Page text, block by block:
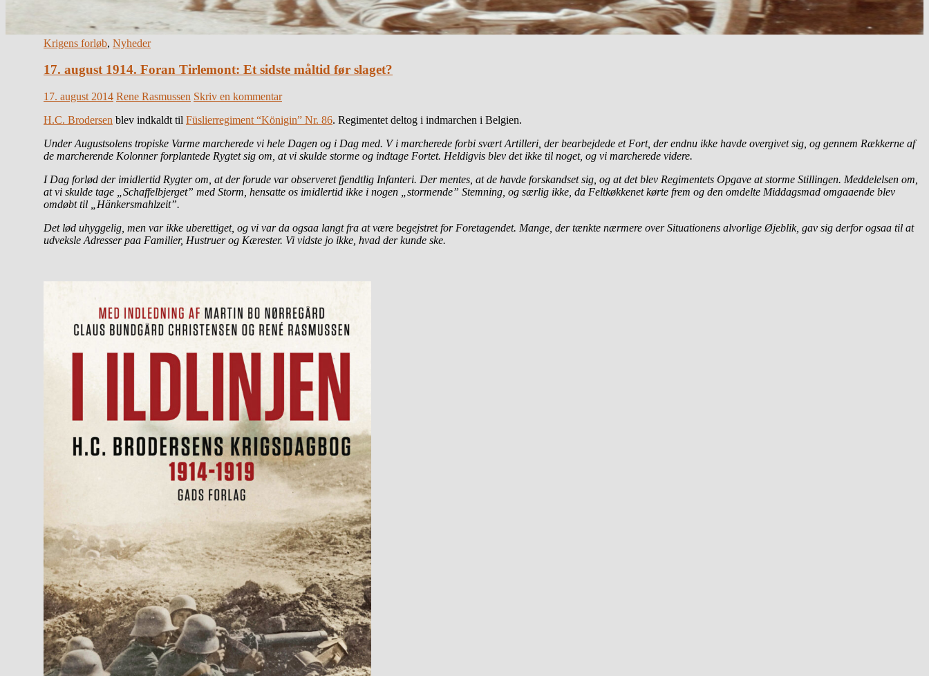
Krigens forløb, Nyheder
17. august 1914. Foran Tirlemont: Et sidste måltid før slaget?
17. august 2014 Rene Rasmussen Skriv en kommentar
H.C. Brodersen blev indkaldt til Füslierregiment “Königin” Nr. 86. Regimentet deltog i indmarchen i Belgien.
Under Augustsolens tropiske Varme marcherede vi hele Dagen og i Dag med. V i marcherede forbi svært Artilleri, der bearbejdede et Fort, der endnu ikke havde overgivet sig, og gennem Rækkerne af
de marcherende Kolonner forplantede Rygtet sig om, at vi skulde storme og indtage Fortet. Heldigvis blev det ikke til noget, og vi marcherede videre.
I Dag forlød der imidlertid Rygter om, at der forude var observeret fjendtlig Infanteri. Der mentes, at de havde forskandset sig, og at det blev Regimentets Opgave at storme Stillingen. Meddelelsen om,
at vi skulde tage „Schaffelbjerget” med Storm, hensatte os imidlertid ikke i nogen „stormende” Stemning, og særlig ikke, da Feltkøkkenet kørte frem og den omdelte Middagsmad omgaaende blev
omdøbt til „Hänkersmahlzeit”.
Det lød uhyggelig, men var ikke uberettiget, og vi var da ogsaa langt fra at være begejstret for Foretagendet. Mange, der tænkte nærmere over Situationens alvorlige Øjeblik, gav sig derfor ogsaa til at
udveksle Adresser paa Familier, Hustruer og Kærester. Vi vidste jo ikke, hvad der kunde ske.